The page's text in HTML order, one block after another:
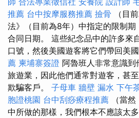
推薦 台中按摩服務推薦 撿骨 （目
法》（目前為8年）中指定的限制
合同日期。 這些紀念品中的許多來
口號，然後美國遊客將它們帶回美國
薦 柬埔寨簽證 阿魯班人非常意識
旅遊業，因此他們通常對遊客，甚
欺騙客戶。 子母車 牆壁 漏水 下午
胞證桃園 台中刮痧療程推薦
（當
中所做的那樣，我們根本不應該太多